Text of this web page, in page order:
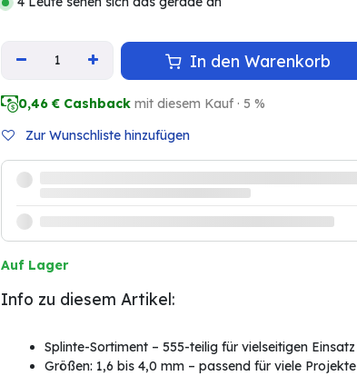
In den Warenkorb
0,46 € Cashback mit diesem Kauf · 5 %
Zur Wunschliste hinzufügen
Auf Lager
Info zu diesem Artikel:
Splinte-Sortiment – 555-teilig für vielseitigen Einsatz
Größen: 1,6 bis 4,0 mm – passend für viele Projekte